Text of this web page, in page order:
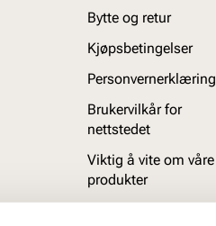
Bytte og retur
Kjøpsbetingelser
Personvernerklæring
Brukervilkår for
nettstedet
Viktig å vite om våre
produkter